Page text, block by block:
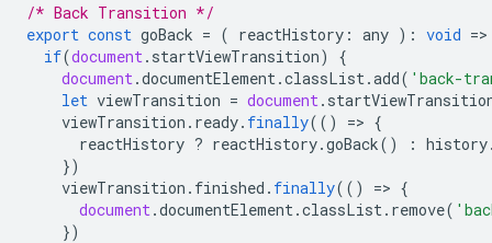
/* Back Transition */
export const goBack = ( reactHistory : any ) : void =>
if(document . startViewTransition)
{
document .documentElement .classList .add( 'back-
let viewTransition = document .
viewTransition . ready. finally(() => {
reactHistory ? reactHistory.goBack() : history
})
viewTransition . finished . finally(() => {
document .documentElement .classList . remove(
})